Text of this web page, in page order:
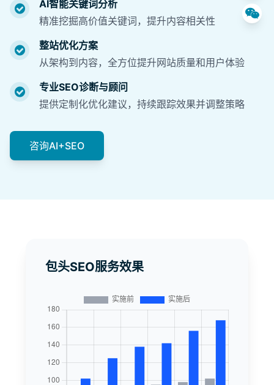
AI智能关键词分析
精准挖掘高价值关键词，提升内容相关性
整站优化方案
从架构到内容，全方位提升网站质量和用户体验
专业SEO诊断与顾问
提供定制化优化建议，持续跟踪效果并调整策略
咨询AI+SEO
包头SEO服务效果